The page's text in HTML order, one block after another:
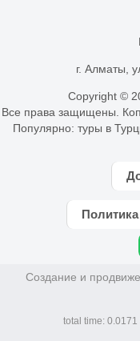
г. Алматы,
Copyright ©
Все права защищены.
Популярно: туры в
Создание и
total time: 0.0171